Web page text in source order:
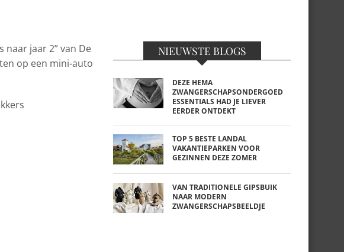
naar jaar 2” van De
op een mini-auto
NIEUWSTE BLOGS
DEZE HEMA
ZWANGERSCHAPSONDERGOED
ESSENTIALS HAD JE LIEVER
EERDER ONTDEKT
TOP 5 BESTE LANDAL
VAKANTIEPARKEN VOOR
GEZINNEN DEZE ZOMER
VAN TRADITIONELE GIPSBUIK
NAAR MODERN
ZWANGERSCHAPSBEELDJE